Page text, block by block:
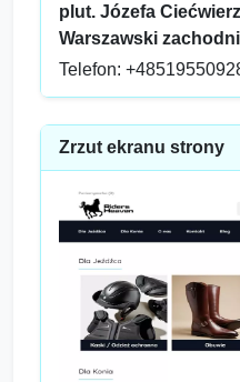
plut. Józefa
Warszawski
Telefon:
Zrzut ekranu strony